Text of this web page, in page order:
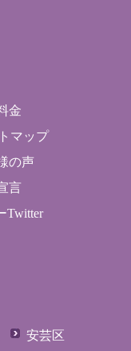
金
マップ
の声
言
Twitter
安芸区